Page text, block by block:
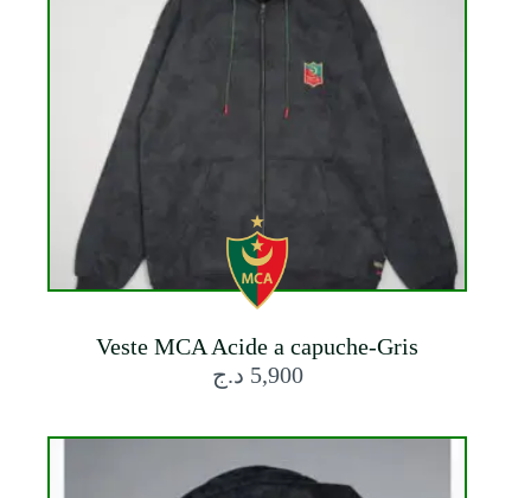
Veste MCA Acide a capuche-Gris
5,900 د.ج